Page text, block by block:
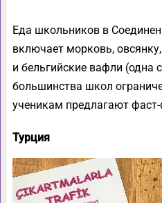
Еда школьников в
включает морковь,
и бельгийские вафли
большинства школ
ученикам предлагают
Турция